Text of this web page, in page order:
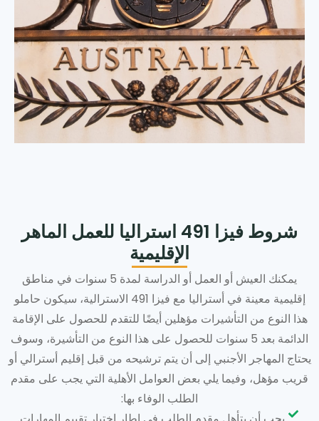
شروط فيزا 491 استراليا للعمل الماهر
الإقليمية
يمكنك العيش أو العمل أو الدراسة لمدة 5 سنوات في مناطق
إقليمية معينة في أستراليا مع فيزا 491 الاسترالية، سيكون حاملو
هذا النوع من التأشيرات مؤهلين أيضًا للتقدم للحصول على الإقامة
الدائمة بعد 5 سنوات للحصول على هذا النوع من التأشيرة، وسوف
يحتاج المهاجر الأجنبي إلى أن يتم ترشيحه من قبل إقليم أسترالي أو
قريب مؤهل، وفيما يلي بعض العوامل الأهلية التي يجب على مقدم
الطلب الوفاء بها: